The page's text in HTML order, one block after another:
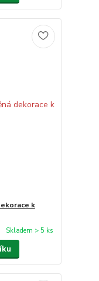
k
Skladem > 5 ks